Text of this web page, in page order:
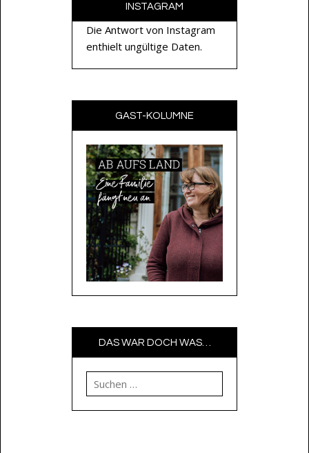
INSTAGRAM
Die Antwort von Instagram
enthielt ungültige Daten.
GAST-KOLUMNE
DAS WAR DOCH WAS…
Suchen nach: